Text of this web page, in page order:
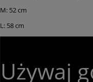
M: 52 cm
L: 58 cm
Używaj